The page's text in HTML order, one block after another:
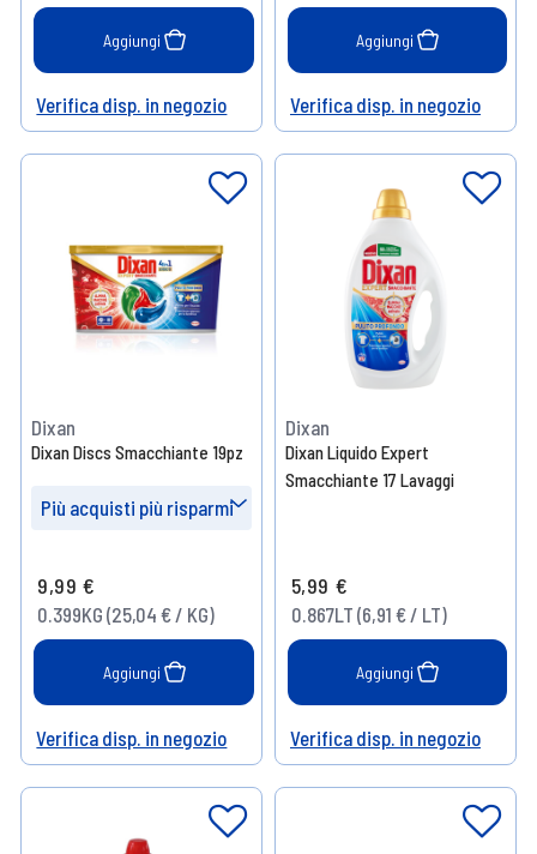
Aggiungi
Help
Verifica disp. in negozio
Aggiungi
Help
Verifica disp. in negozio
Dixan
Dixan Discs Smacchiante 19pz
Più acquisti più risparmi
9,99 €
0.399KG (25,04 € / KG)
Aggiungi
Help
Verifica disp. in negozio
Dixan
Dixan Liquido Expert
Smacchiante 17 Lavaggi
5,99 €
0.867LT (6,91 € / LT)
Aggiungi
Help
Verifica disp. in negozio